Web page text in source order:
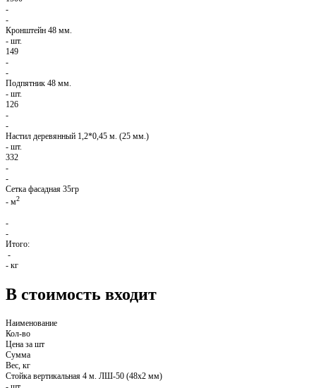
-
-
Кронштейн 48 мм.
- шт.
149
-
-
Подпятник 48 мм.
- шт.
126
-
-
Настил деревянный 1,2*0,45 м. (25 мм.)
- шт.
332
-
-
Сетка фасадная 35гр
- м2
-
-
Итого:
-
- кг
В стоимость входит
Наименование
Кол-во
Цена за шт
Сумма
Вес, кг
Стойка вертикальная 4 м. ЛШ-50 (48х2 мм)